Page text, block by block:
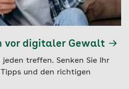
vor digitaler Gewalt
treffen. Senken Sie Ihr
und den richtigen